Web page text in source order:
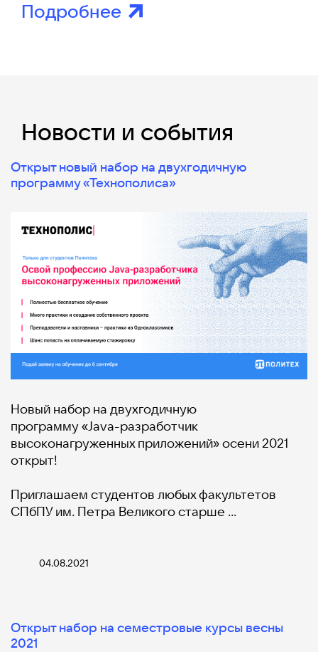
Подробнее
Новости и события
Открыт новый набор на двухгодичную
программу «Технополиса»
Новый набор на двухгодичную
программу «Java-разработчик
высоконагруженных приложений» осени 2021
открыт!
Приглашаем студентов любых факультетов
СПбПУ им. Петра Великого старше …
04.08.2021
Открыт набор на семестровые курсы весны
2021